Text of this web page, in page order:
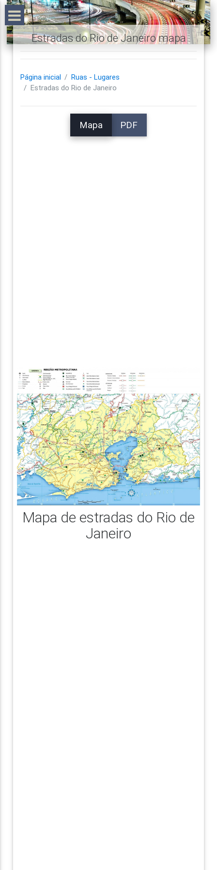
Estradas do Rio de Janeiro mapa
Página inicial
Ruas - Lugares
Estradas do Rio de Janeiro
Mapa PDF
Mapa de estradas do Rio de
Janeiro